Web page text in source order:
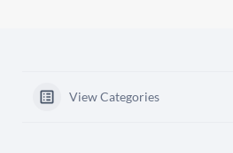
View Categories